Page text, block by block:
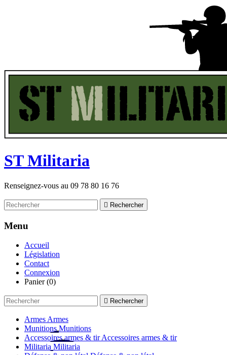
STMilitaria
Renseignez-vous au 09 78 80 16 76
 Rechercher
Menu
Accueil
Législation
Contact
Connexion
Panier (0)
 Rechercher
Armes Armes
Munitions Munitions
Accessoires armes & tir Accessoires armes & tir
Militaria Militaria